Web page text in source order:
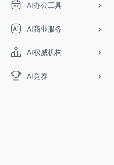
AI办公工具
AI商业服务
AI权威机构
AI竞赛